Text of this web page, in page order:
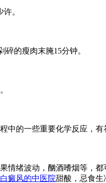
。
的瘦肉末腌15分钟。
中的一些重要化学反应，
情绪波动，酗酒嗜烟等，
癜风的中医院甜酸，忌食生